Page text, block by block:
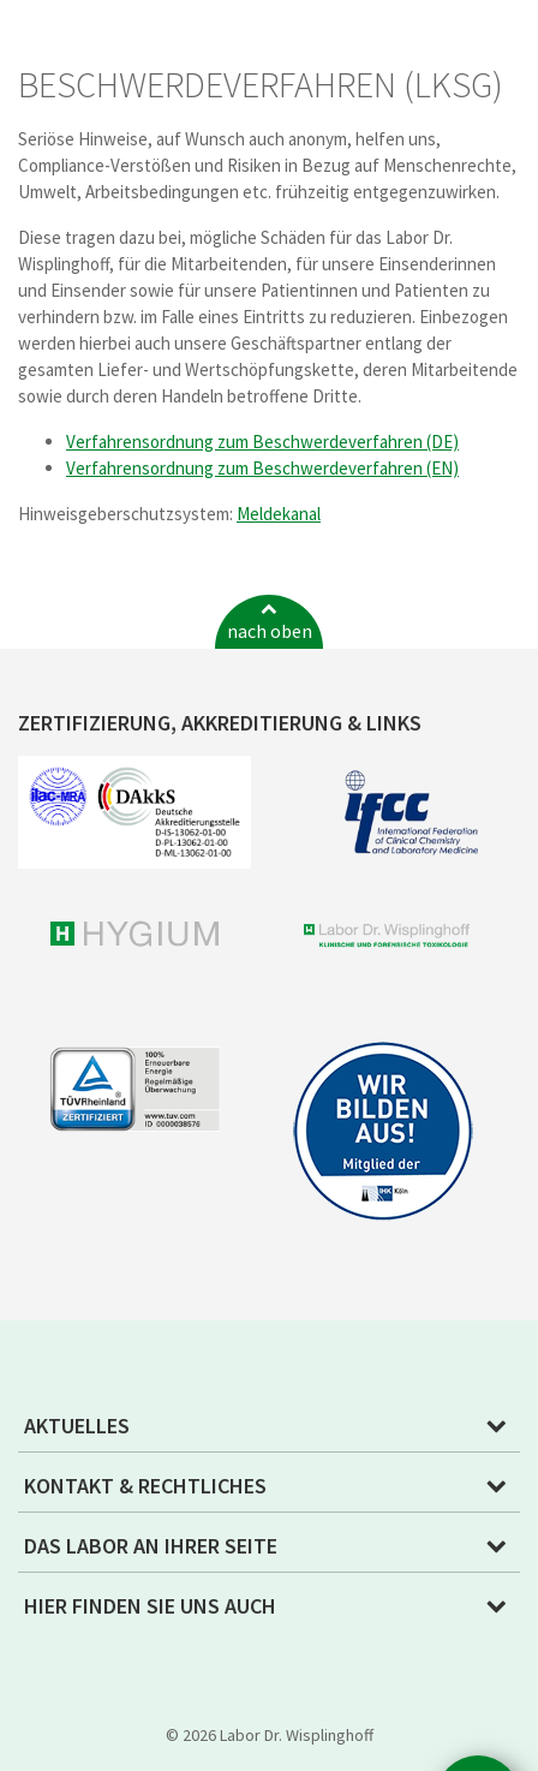
BESCHWERDEVERFAHREN (LKSG)
Seriöse Hinweise, auf Wunsch auch anonym, helfen uns,
Compliance-Verstößen und Risiken in Bezug auf Menschenrechte,
Umwelt, Arbeitsbedingungen etc. frühzeitig entgegenzuwirken.
Diese tragen dazu bei, mögliche Schäden für das Labor Dr.
Wisplinghoff, für die Mitarbeitenden, für unsere Einsenderinnen
und Einsender sowie für unsere Patientinnen und Patienten zu
verhindern bzw. im Falle eines Eintritts zu reduzieren. Einbezogen
werden hierbei auch unsere Geschäftspartner entlang der
gesamten Liefer- und Wertschöpfungskette, deren Mitarbeitende
sowie durch deren Handeln betroffene Dritte.
Verfahrensordnung zum Beschwerdeverfahren (DE)
Verfahrensordnung zum Beschwerdeverfahren (EN)
Hinweisgeberschutzsystem: Meldekanal
nach oben
ZERTIFIZIERUNG, AKKREDITIERUNG & LINKS
AKTUELLES
KONTAKT & RECHTLICHES
DAS LABOR AN IHRER SEITE
HIER FINDEN SIE UNS AUCH
© 2026 Labor Dr. Wisplinghoff